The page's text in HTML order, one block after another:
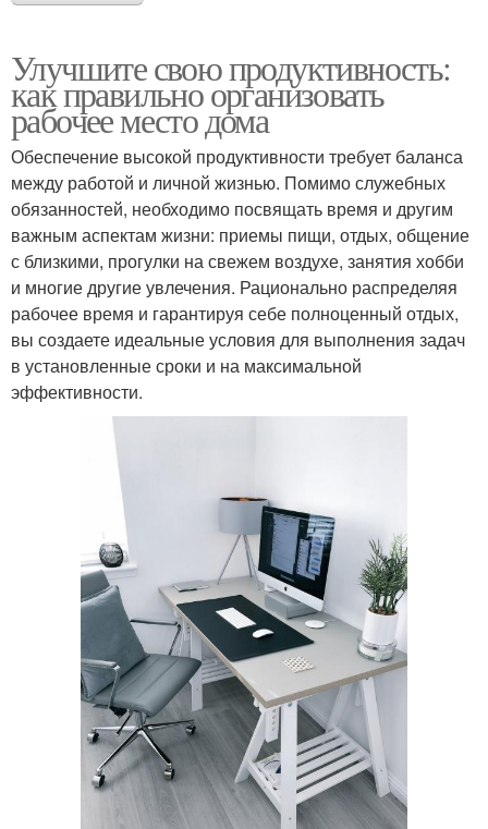
Улучшите свою продуктивность:
как правильно организовать
рабочее место дома
Обеспечение высокой продуктивности требует баланса
между работой и личной жизнью. Помимо служебных
обязанностей, необходимо посвящать время и другим
важным аспектам жизни: приемы пищи, отдых, общение
с близкими, прогулки на свежем воздухе, занятия хобби
и многие другие увлечения. Рационально распределяя
рабочее время и гарантируя себе полноценный отдых,
вы создаете идеальные условия для выполнения задач
в установленные сроки и на максимальной
эффективности.